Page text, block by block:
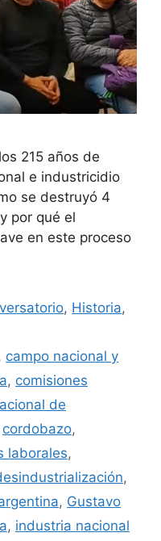
215 años de
e industricidio
se destruyó 4
por qué el
en este proceso
, Historia,
campo nacional y
, comisiones
de
cordobazo,
laborales,
,
, Gustavo
, industria nacional